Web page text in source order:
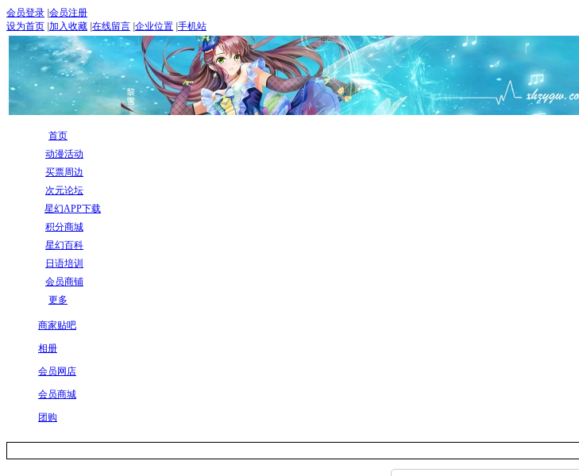
会员登录 会员注册
设为首页 加入收藏 在线留言 企业位置 手机站
首页
动漫活动
买票周边
次元论坛
星幻APP下载
积分商城
星幻百科
日语培训
会员商铺
更多
商家贴吧
相册
会员网店
会员商城
团购